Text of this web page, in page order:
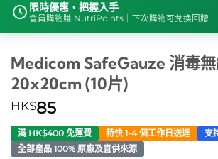
限時優惠・把握入手
會員購物賺 NutriPoints｜下次購物可兌換回贈
Medicom SafeGauze 消毒
20x20cm (10片)
HK$85
滿 HK$400 免運費 特快 1-4 個工作日送達
支
全部產品 100% 原廠及直供來源